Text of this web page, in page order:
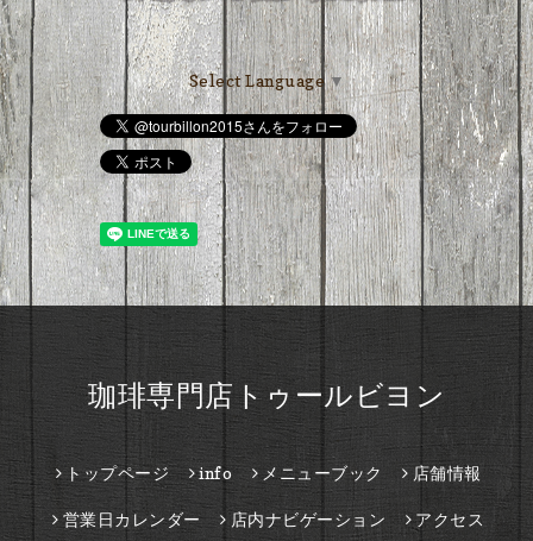
Select Language▼
珈琲専門店トゥールビヨン
トップページ info メニューブック 店舗情報
営業日カレンダー 店内ナビゲーション アクセス